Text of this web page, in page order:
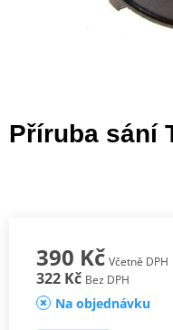
Příruba sání
390 Kč Včetně DPH
322 Kč Bez DPH
Na objednávku